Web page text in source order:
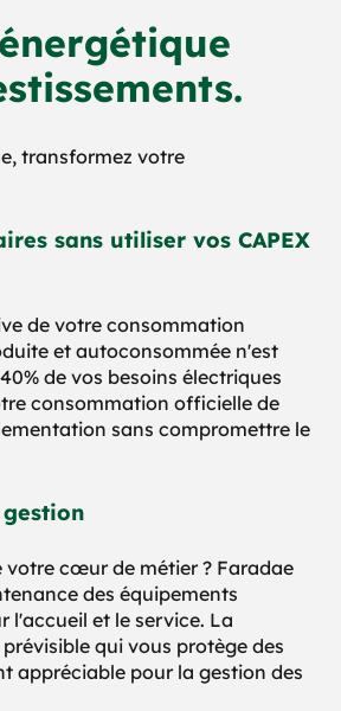
transformez votre
sans utiliser vos CAPEX
de votre consommation
et autoconsommée n'est
de vos besoins électriques
consommation officielle de
sans compromettre le
votre cœur de métier ? Faradae
des équipements
l'accueil et le service. La
qui vous protège des
appréciable pour la gestion des